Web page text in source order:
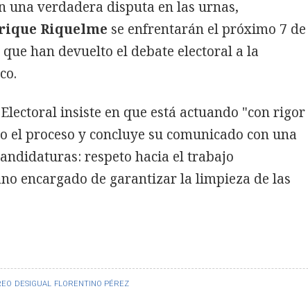
DESIGUAL FLORENTINO PÉREZ
una verdadera disputa en las urnas,
Riquelme se enfrentarán el próximo 7 de
han devuelto el debate electoral a la
insiste en que está actuando "con rigor
el proceso y concluye su comunicado con una
respeto hacia el trabajo
encargado de garantizar la limpieza de las